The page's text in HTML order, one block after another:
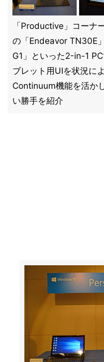
「Productive」コーナ
の「Endeavor TN30E
G1」といった2-in-1
ブレット用UIを状況に
Continuum機能を活か
い勝手を紹介